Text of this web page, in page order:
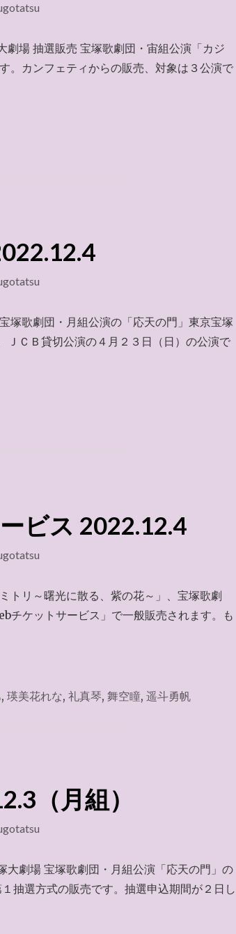
場 抽選販売 宝塚歌劇団・宙組公演「カジ
。カンフェティからの販売、対象は３公演で
塚歌劇団・月組公演の「応天の門」東京宝塚
ＪＣＢ貸切公演の４月２３日（日）の公演で
ビス 2022.12.4
トリ～曙光に散る、紫の花～」、宝塚歌劇
チケットサービス」で一般販売されます。も
, 瑛美花れな, 礼真琴, 舞空瞳, 遥斗勇帆
（月組）
大劇場 宝塚歌劇団・月組公演「応天の門」の
抽選方式の販売です。抽選申込期間が２日し